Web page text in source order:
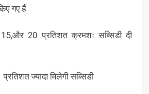
गए हैं
20 प्रतिशत क्रमशः सब्सिडी दी
ज्यादा मिलेगी सब्सिडी